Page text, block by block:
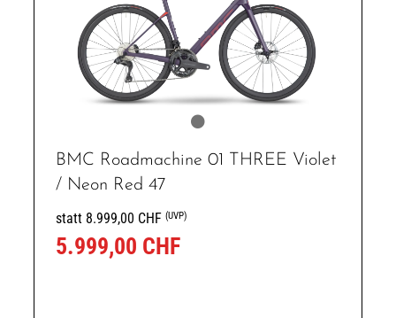
BMC Roadmachine 01 THREE Violet
/ Neon Red 47
statt 8.999,00 CHF(UVP)
5.999,00 CHF